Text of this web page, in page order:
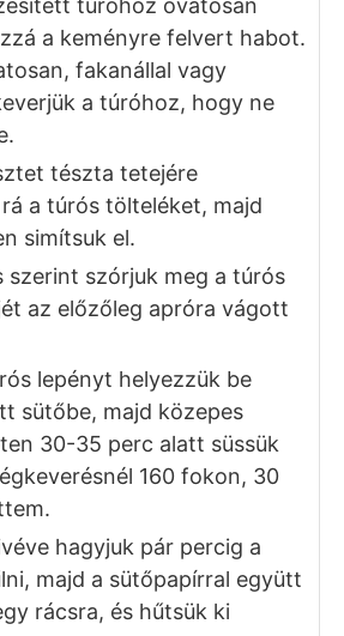
mozdulattal átemeltem a
a tepsibe.
le egy konyharuhával,
kelesszük újra
bele a túrót, adjuk
15 dkg porcukrot, a
a tojások sárgáját, és a
majd robotgéppel
össze.
hozzá a pudingport, és
simára. Pudingpor
hozzá pl. 1 ek lisztet,
kezdjük el habbá verni,
már kezd kifehéredni,
a maradék porcukrot, és
habbá.
túróhoz óvatosan